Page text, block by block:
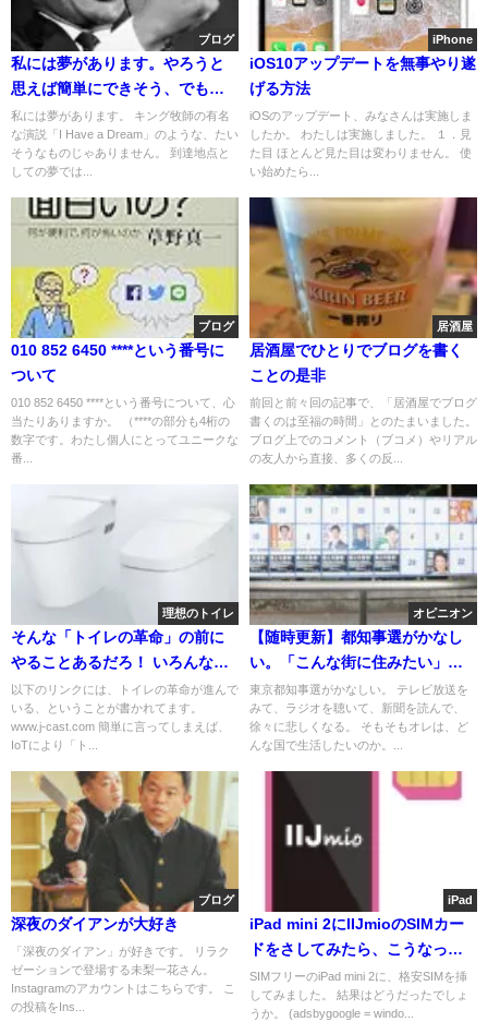
ブログ
私には夢があります。やろうと
思えば簡単にできそう、でも実
行は難しそうな"左右反対"の生
活
私には夢があります。 キング牧師の有名
な演説「I Have a Dream」のような、たい
そうなものじゃありません。 到達地点と
しての夢では...
iPhone
iOS10アップデートを無事やり遂
げる方法
iOSのアップデート、みなさんは実施しま
したか。 わたしは実施しました。 １．見
た目 ほとんど見た目は変わりません。 使
い始めたら...
ブログ
010 852 6450 ****という番号に
ついて
010 852 6450 ****という番号について、心
当たりありますか。 （****の部分も4桁の
数字です。わたし個人にとってユニークな
番...
居酒屋
居酒屋でひとりでブログを書く
ことの是非
前回と前々回の記事で、「居酒屋でブログ
書くのは至福の時間」とのたまいました。
ブログ上でのコメント（ブコメ）やリアル
の友人から直接、多くの反...
理想のトイレ
そんな「トイレの革命」の前に
やることあるだろ！ いろんな人
に投げかけたい、トイレをもっ
と良くすること
以下のリンクには、トイレの革命が進んで
いる、ということが書かれてます。
www.j-cast.com 簡単に言ってしまえば、
IoTにより「ト...
オピニオン
【随時更新】都知事選がかなし
い。「こんな街に住みたい」を
考えようじゃないか。
東京都知事選がかなしい。 テレビ放送を
みて、ラジオを聴いて、新聞を読んで、
徐々に悲しくなる。 そもそもオレは、ど
んな国で生活したいのか。...
ブログ
深夜のダイアンが大好き
「深夜のダイアン」が好きです。 リラク
ゼーションで登場する未梨一花さん。
Instagramのアカウントはこちらです。 こ
の投稿をIns...
iPad
iPad mini 2にIIJmioのSIMカー
ドをさしてみたら、こうなっ
た！
SIMフリーのiPad mini 2に、格安SIMを挿
してみました。 結果はどうだったでしょ
うか。 (adsbygoogle = windo...